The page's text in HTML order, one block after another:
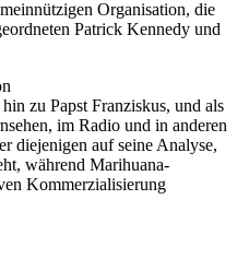
Organisation, die
Patrick Kennedy und
zu Papst Franziskus, und als
im Radio und in anderen
diejenigen auf seine Analyse,
während Marihuana-
Kommerzialisierung